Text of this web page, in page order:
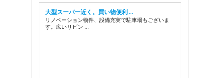
大型スーパー近く。買い物便利 …
リノベーション物件、設備充実で駐車場もございま
す。広いリビン …